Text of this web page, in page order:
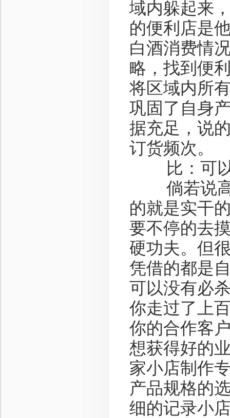
域内躲起来
的便利店是
白酒消费情
略，找到便
将区域内所
巩固了自身
据充足，说
订货频次。
比：可以
倘若说高
的就是实干
要不停的去
硬功夫。但
凭借的都是
可以没有必
你走过了上
你的合作客
想获得好的
家小店制作
产品规格的
细的记录小